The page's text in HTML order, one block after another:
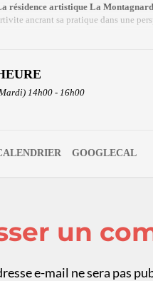
résidence artistique La
ancrant sa pratique dans une
cet événement de fin de
avec le public afin de
légitimation de la créativité noire dans
lire le communiqué complet
14h00 - 16h00
GOOGLECAL
un
e-mail ne sera pas